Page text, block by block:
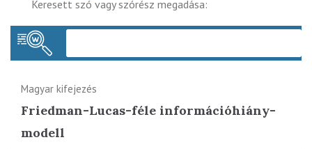
Keresett szó vagy szórész megadása:
Magyar kifejezés
Friedman-Lucas-féle információhiány-
modell